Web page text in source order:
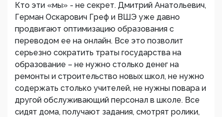
Кто эти «мы» - не секрет. Дмитрий Анатольевич,
Герман Оскарович Греф и ВШЭ уже давно
продвигают оптимизацию образования с
переводом ее на онлайн. Все это позволит
серьезно сократить траты государства на
образование – не нужно столько денег на
ремонты и строительство новых школ, не нужно
содержать столько учителей, не нужны повара и
другой обслуживающий персонал в школе. Все
сидят дома, получают задания, смотрят ролики,